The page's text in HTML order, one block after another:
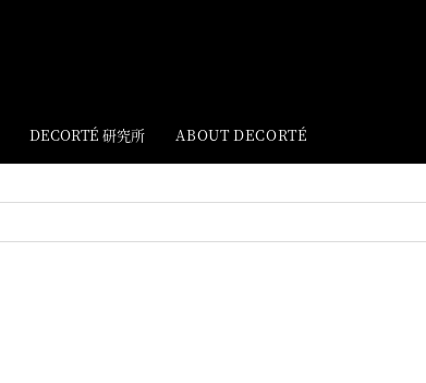
DECORTÉ 研究所 ABOUT DECORTÉ